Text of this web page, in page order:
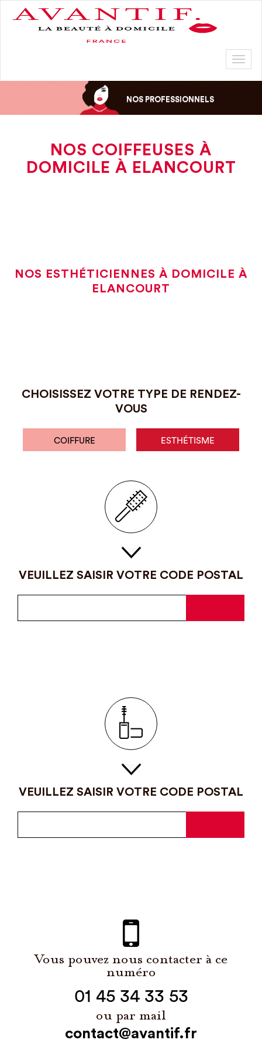
NOS PROFESSIONNELS
NOS COIFFEUSES À
DOMICILE À ELANCOURT
NOS ESTHÉTICIENNES À DOMICILE À
ELANCOURT
CHOISISSEZ VOTRE TYPE DE RENDEZ-
VOUS
COIFFURE ESTHÉTISME
VEUILLEZ SAISIR VOTRE CODE POSTAL
VEUILLEZ SAISIR VOTRE CODE POSTAL
Vous pouvez nous contacter à ce
numéro
01 45 34 33 53
ou par mail
contact@avantif.fr